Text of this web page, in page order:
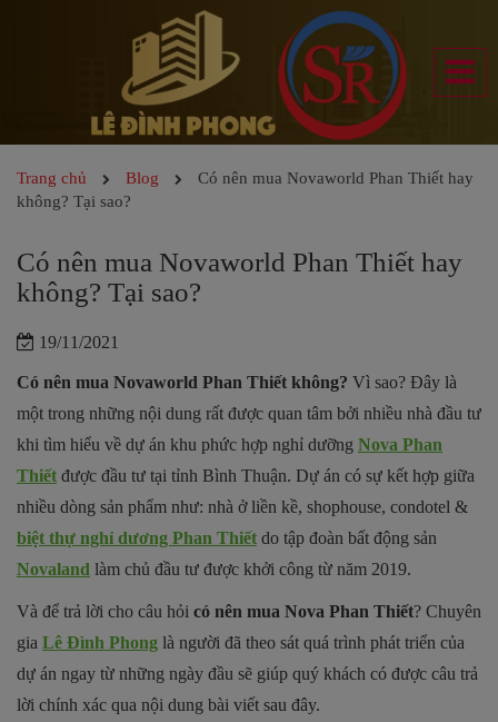
Trang chủ Blog
Có nên mua Novaworld Phan Thiết hay
không? Tại sao?
Có nên mua Novaworld Phan Thiết hay
không? Tại sao?
19/11/2021
Có nên mua Novaworld Phan Thiết không? Vì sao? Đây là
một trong những nội dung rất được quan tâm bởi nhiều nhà đầu tư
khi tìm hiểu về dự án khu phức hợp nghỉ dưỡng Nova Phan
Thiết được đầu tư tại tỉnh Bình Thuận. Dự án có sự kết hợp giữa
nhiều dòng sản phẩm như: nhà ở liền kề, shophouse, condotel &
biệt thự nghỉ dương Phan Thiết do tập đoàn bất động sản
Novaland làm chủ đầu tư được khởi công từ năm 2019.
Và để trả lời cho câu hỏi có nên mua Nova Phan Thiết? Chuyên
gia Lê Đình Phong là người đã theo sát quá trình phát triển của
dự án ngay từ những ngày đầu sẽ giúp quý khách có được câu trả
lời chính xác qua nội dung bài viết sau đây.